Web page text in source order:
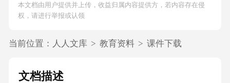
本文档由用户提供并上传，收益归属内容提供方，若内容存在侵
权，请进行举报或认领
当前位置： 人人文库 > 教育资料 > 课件下载
文档描述